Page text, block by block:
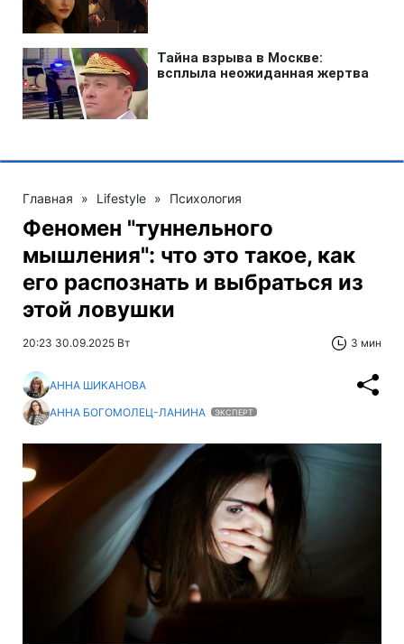
Главная » Lifestyle » Психология
Феномен "туннельного
мышления": что это такое, как
его распознать и выбраться из
этой ловушки
20:23 30.09.2025 Вт 3 мин
АННА ШИКАНОВА
АННА БОГОМОЛЕЦ-ЛАНИНА
ЭКСПЕРТ